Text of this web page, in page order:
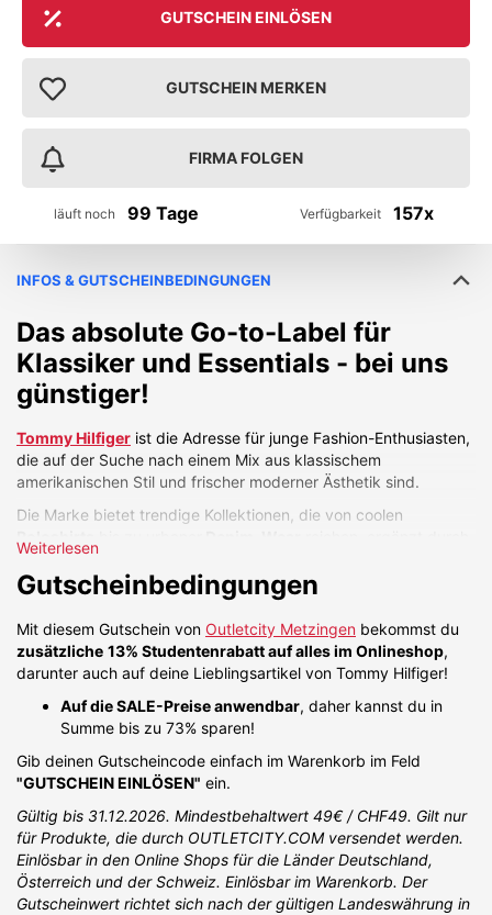
GUTSCHEIN EINLÖSEN
GUTSCHEIN MERKEN
FIRMA FOLGEN
läuft noch 99 Tage Verfügbarkeit 157x
INFOS & GUTSCHEINBEDINGUNGEN
Das absolute Go-to-Label für
Klassiker und Essentials - bei uns
günstiger!
Tommy Hilfiger ist die Adresse für junge Fashion-Enthusiasten,
die auf der Suche nach einem Mix aus klassischem
amerikanischen Stil und frischer moderner Ästhetik sind.
Die Marke bietet trendige Kollektionen, die von coolen
schickeAccessoires
stylischeSchuhe(z. B. Bootsschuhe, Loafer, Sneaker oder
Besonders beliebt ist dieTommy Jeans Linie, die jugendlichen
Geist und Freiheit verkörpert.
der Popkultur bleibt Tommy Hilfiger stets am Puls der Zeit.
Weiterlesen
Gutscheinbedingungen
Mit diesem Gutschein von Outletcity Metzingen bekommst du
zusätzliche 13% Studentenrabatt auf alles im Onlineshop,
darunter auch auf deine Lieblingsartikel von Tommy Hilfiger!
Auf die SALE-Preise anwendbar, daher kannst du in
Summe bis zu 73% sparen!
Gib deinen Gutscheincode einfach im Warenkorb im Feld
"GUTSCHEIN EINLÖSEN" ein.
Gültig bis 31.12.2026. Mindestbehaltwert 49€ / CHF49. Gilt nur
für Produkte, die durch OUTLETCITY.COM versendet werden.
Einlösbar in den Online Shops für die Länder Deutschland,
Österreich und der Schweiz. Einlösbar im Warenkorb. Der
Gutscheinwert richtet sich nach der gültigen Landeswährung in